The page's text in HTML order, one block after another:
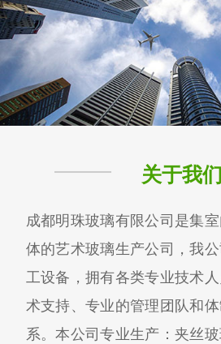
关于我们
成都明珠玻璃有限公司是集
体的艺术玻璃生产公司，我
工设备，拥有各类专业技术
术支持、专业的管理团队和
系。本公司专业生产：夹丝